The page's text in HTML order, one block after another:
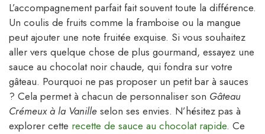
L’accompagnement parfait fait souvent toute la différence.
Un coulis de fruits comme la framboise ou la mangue
peut ajouter une note fruitée exquise. Si vous souhaitez
aller vers quelque chose de plus gourmand, essayez une
sauce au chocolat noir chaude, qui fondra sur votre
gâteau. Pourquoi ne pas proposer un petit bar à sauces
? Cela permet à chacun de personnaliser son Gâteau
Crémeux à la Vanille selon ses envies. N’hésitez pas à
explorer cette recette de sauce au chocolat rapide. Ce